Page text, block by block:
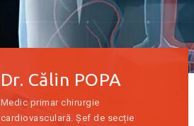
Dr. Călin POPA
Medic primar chirurgie
cardiovasculară. Șef de secție